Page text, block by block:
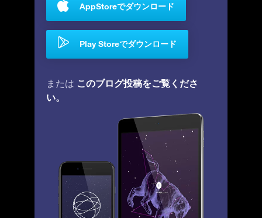
AppStoreでダウンロード
Play Storeでダウンロード
または このブログ投稿をご覧くださ
い。